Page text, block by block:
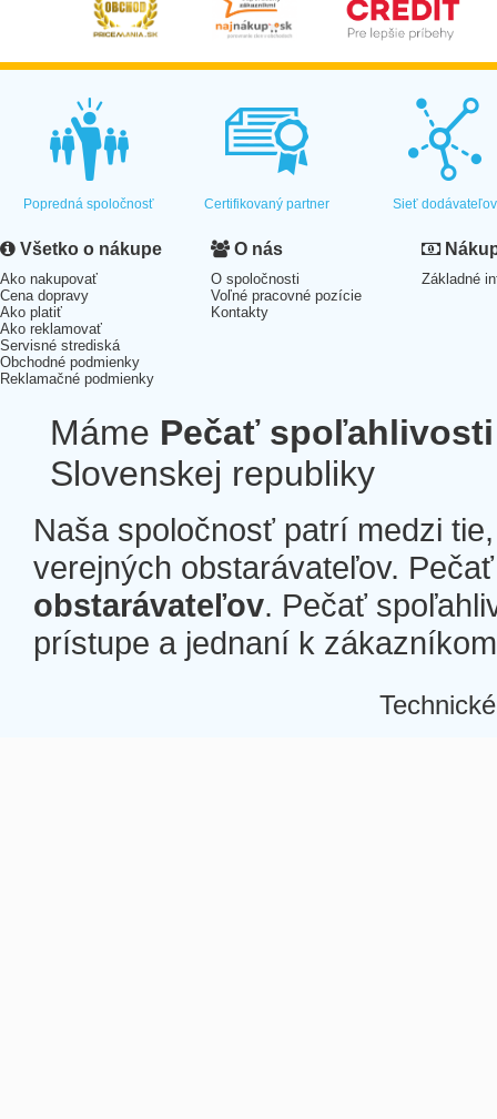
Popredná spoločnosť Certifikovaný partner Sieť dodávateľov
Všetko o nákupe
Ako nakupovať
Cena dopravy
Ako platiť
Ako reklamovať
Servisné strediská
Obchodné podmienky
Reklamačné podmienky
O nás
O spoločnosti
Voľné pracovné pozície
Kontakty
Základné
Máme Pečať spoľahlivosti
Slovenskej republiky
Naša spoločnosť patrí medzi
verejných obstarávateľov.
obstarávateľov. Pečať
prístupe a jednaní k